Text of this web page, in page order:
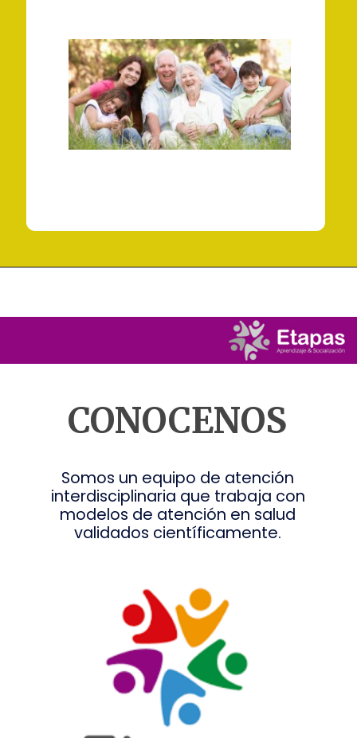
CONOCENOS
Somos un equipo de atención
interdisciplinaria que trabaja con
modelos de atención en salud
validados científicamente.